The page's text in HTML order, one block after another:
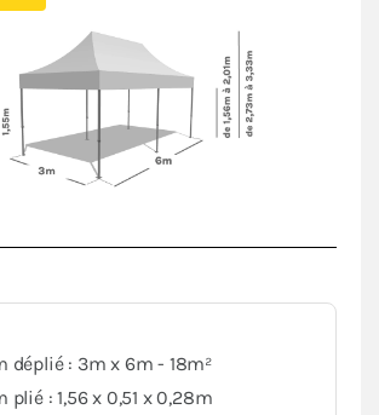
offre un véritable confort de
où vous le souhaitez et
des aléas de la météo.
3x6mest en polyester avec
de 380 g/m². Le toit est renforcé aux
coutures, et la bâche déperlante est
en aluminium assure solidité
déplié : 3m x 6m - 18m²
plié : 1,56 x 0,51 x 0,28m